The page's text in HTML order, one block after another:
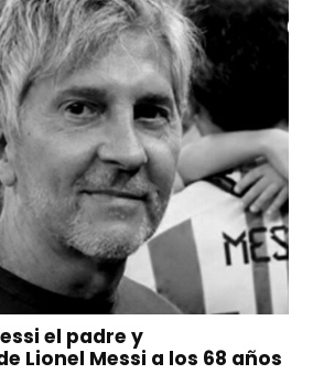
el padre y
Lionel Messi a los 68 años